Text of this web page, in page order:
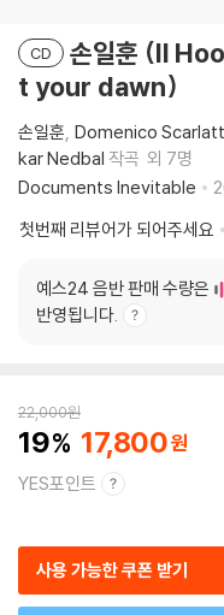
CD
손일훈 (Il
t your dawn)
손일훈 Domenico
kar Nedbal 작곡 외 7명
Documents Inevitable
첫번째 리뷰어가 되어주세요
예스24 음반 판매 수량은
반영됩니다.
22,000원
19 17,800
YES포인트
사용 가능한 쿠폰 받기